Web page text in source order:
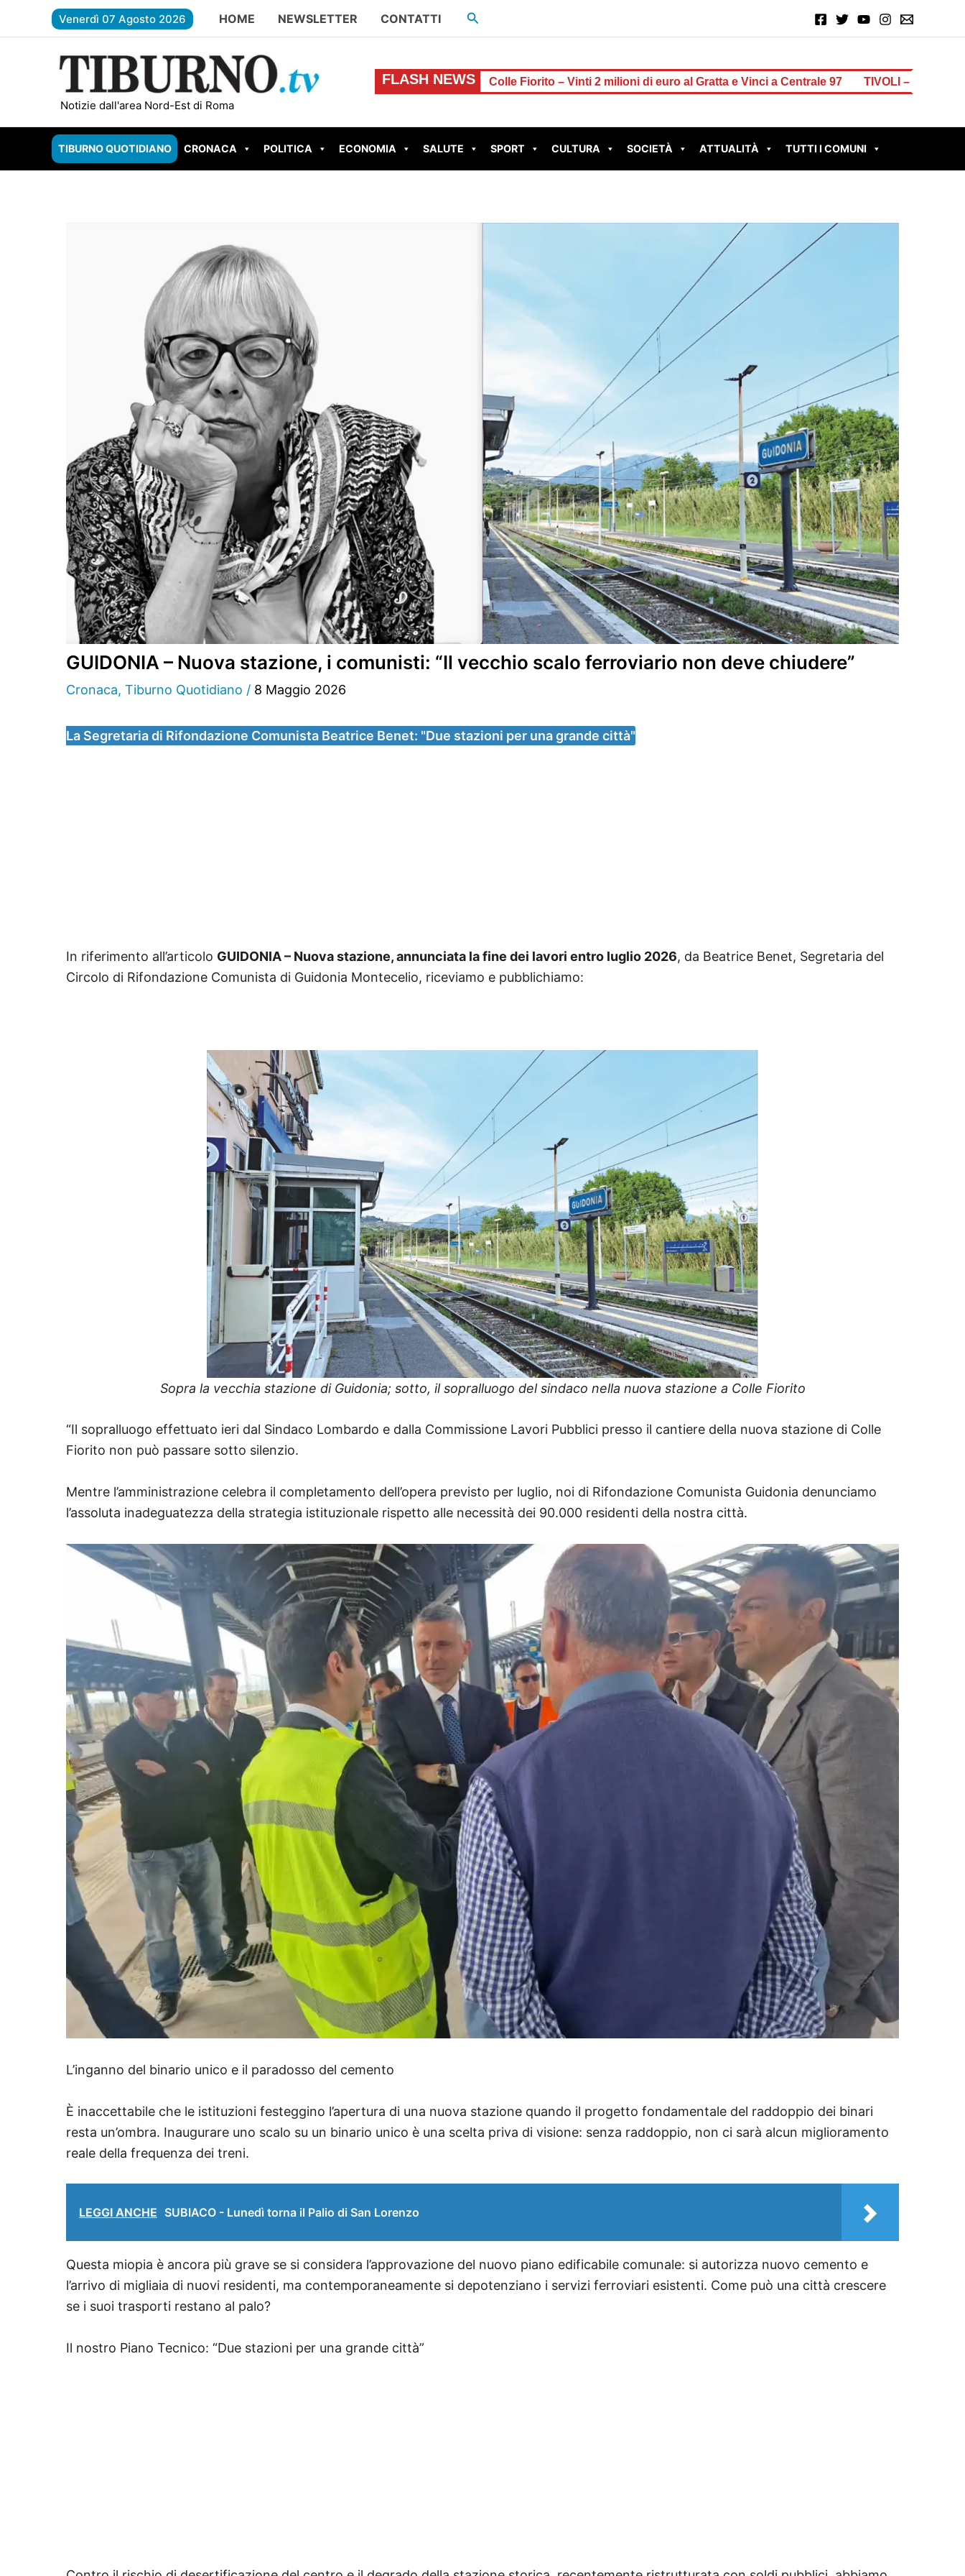
Venerdì 07 Agosto 2026 HOME NEWSLETTER CONTATTI Cerca
Notizie dall'area Nord-Est di Roma
FLASH NEWS
FREGENE – Accoltella il padre dopo una lite per il denaro Colle Fiorito – Vinti 2 milioni di euro al Gratta e Vinci a Centrale 97 TIVOLI – Muro pericolante in via
TIBURNO QUOTIDIANO CRONACA POLITICA ECONOMIA SALUTE SPORT CULTURA SOCIETÀ ATTUALITÀ TUTTI I COMUNI
GUIDONIA – Nuova stazione, i comunisti: “Il vecchio scalo ferroviario non deve chiudere”
Cronaca, Tiburno Quotidiano / 8 Maggio 2026
La Segretaria di Rifondazione Comunista Beatrice Benet: "Due stazioni per una grande città"
In riferimento all’articolo GUIDONIA – Nuova stazione, annunciata la fine dei lavori entro luglio 2026, da Beatrice Benet, Segretaria del
Circolo di Rifondazione Comunista di Guidonia Montecelio, riceviamo e pubblichiamo:
Sopra la vecchia stazione di Guidonia; sotto, il sopralluogo del sindaco nella nuova stazione a Colle Fiorito
“Il sopralluogo effettuato ieri dal Sindaco Lombardo e dalla Commissione Lavori Pubblici presso il cantiere della nuova stazione di Colle
Fiorito non può passare sotto silenzio.
Mentre l’amministrazione celebra il completamento dell’opera previsto per luglio, noi di Rifondazione Comunista Guidonia denunciamo
l’assoluta inadeguatezza della strategia istituzionale rispetto alle necessità dei 90.000 residenti della nostra città.
​L’inganno del binario unico e il paradosso del cemento
È inaccettabile che le istituzioni festeggino l’apertura di una nuova stazione quando il progetto fondamentale del raddoppio dei binari
resta un’ombra. Inaugurare uno scalo su un binario unico è una scelta priva di visione: senza raddoppio, non ci sarà alcun miglioramento
reale della frequenza dei treni.
LEGGI ANCHE SUBIACO - Lunedì torna il Palio di San Lorenzo
Questa miopia è ancora più grave se si considera l’approvazione del nuovo piano edificabile comunale: si autorizza nuovo cemento e
l’arrivo di migliaia di nuovi residenti, ma contemporaneamente si depotenziano i servizi ferroviari esistenti. Come può una città crescere
se i suoi trasporti restano al palo?
​Il nostro Piano Tecnico: “Due stazioni per una grande città”